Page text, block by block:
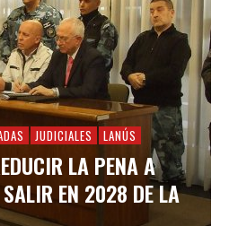
JUDICIALES LANÚS
LA PENA A
EN 2028 DE LA